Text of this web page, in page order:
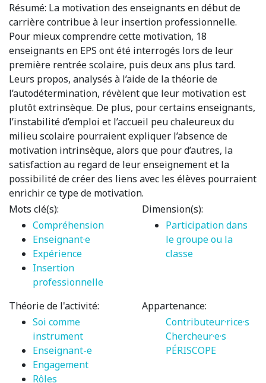
Résumé: La motivation des enseignants en début de
carrière contribue à leur insertion professionnelle.
Pour mieux comprendre cette motivation, 18
enseignants en EPS ont été interrogés lors de leur
première rentrée scolaire, puis deux ans plus tard.
Leurs propos, analysés à l’aide de la théorie de
l’autodétermination, révèlent que leur motivation est
plutôt extrinsèque. De plus, pour certains enseignants,
l’instabilité d’emploi et l’accueil peu chaleureux du
milieu scolaire pourraient expliquer l’absence de
motivation intrinsèque, alors que pour d’autres, la
satisfaction au regard de leur enseignement et la
possibilité de créer des liens avec les élèves pourraient
enrichir ce type de motivation.
Mots clé(s):
Compréhension
Enseignant·e
Expérience
Insertion
professionnelle
Dimension(s):
Participation dans
le groupe ou la
classe
Théorie de l'activité:
Soi comme
instrument
Enseignant-e
Engagement
Rôles
Appartenance:
Contributeur·rice·s
Chercheur·e·s
PÉRISCOPE